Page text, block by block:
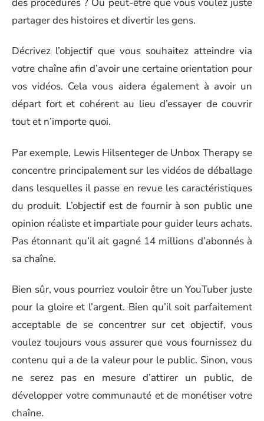
partager des histoires et divertir les gens.
Décrivez l’objectif que vous souhaitez atteindre via
votre chaîne afin d’avoir une certaine orientation pour
vos vidéos. Cela vous aidera également à avoir un
départ fort et cohérent au lieu d’essayer de couvrir
tout et n’importe quoi.
Par exemple, Lewis Hilsenteger de Unbox Therapy se
concentre principalement sur les vidéos de déballage
dans lesquelles il passe en revue les caractéristiques
du produit. L’objectif est de fournir à son public une
opinion réaliste et impartiale pour guider leurs achats.
Pas étonnant qu’il ait gagné 14 millions d’abonnés à
sa chaîne.
Bien sûr, vous pourriez vouloir être un YouTuber juste
pour la gloire et l’argent. Bien qu’il soit parfaitement
acceptable de se concentrer sur cet objectif, vous
voulez toujours vous assurer que vous fournissez du
contenu qui a de la valeur pour le public. Sinon, vous
ne serez pas en mesure d’attirer un public, de
développer votre communauté et de monétiser votre
chaîne.